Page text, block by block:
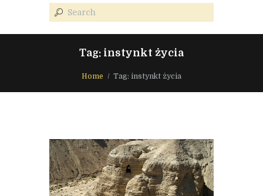
Tag: instynkt życia
Home Tag: instynkt życia